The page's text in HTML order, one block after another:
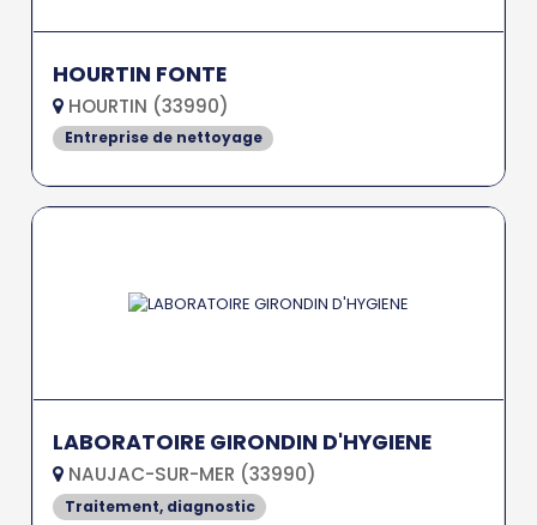
HOURTIN FONTE
HOURTIN (33990)
Entreprise de nettoyage
LABORATOIRE GIRONDIN D'HYGIENE
NAUJAC-SUR-MER (33990)
Traitement, diagnostic